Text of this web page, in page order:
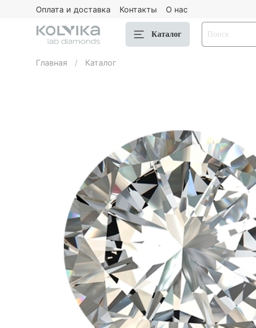
Оплата и доставка Контакты О нас
Каталог
Главная Каталог